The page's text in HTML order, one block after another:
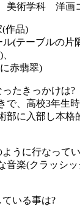
美術学科 洋画
(作品)
(テーブルの片
赤翡翠)
たきっかけは?
で、高校3年生
部に入部し本格
うに行なって
音楽(クラッシ
いる事は?